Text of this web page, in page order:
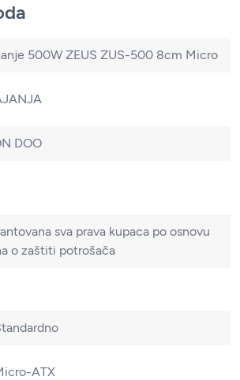
500W ZEUS ZUS-500 8cm Micro
DOO
sva prava kupaca po osnovu
o zaštiti potrošača
ATX